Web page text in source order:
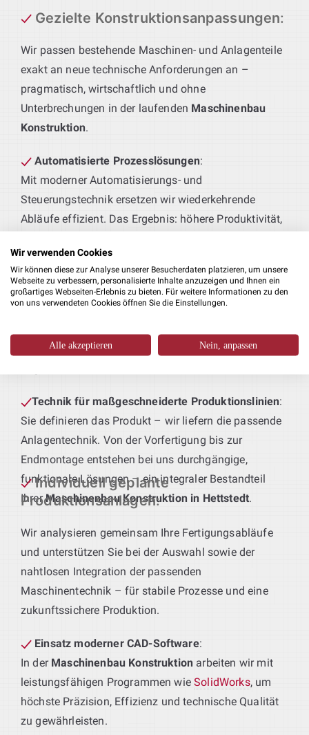
Gezielte Konstruktionsanpassungen:
Wir passen bestehende Maschinen- und Anlagenteile
exakt an neue technische Anforderungen an –
pragmatisch, wirtschaftlich und ohne
Unterbrechungen in der laufenden Maschinenbau
Konstruktion.
Automatisierte Prozesslösungen:
Mit moderner Automatisierungs- und
Steuerungstechnik ersetzen wir wiederkehrende
Abläufe effizient. Das Ergebnis: höhere Produktivität,
Fertigungsqualität.
Präzise Blechbearbeitung :
Von stabilen Gehäusen bis zu tragenden Strukturen –
Fertigungsabläufe und Qualitätsstandards
Technik für maßgeschneiderte Produktionslinien:
Sie definieren das Produkt – wir liefern die passende
Anlagentechnik. Von der Vorfertigung bis zur
Endmontage entstehen bei uns durchgängige,
funktionale Lösungen – ein integraler Bestandteil
IhrerMaschinenbau Konstruktion in Hettstedt.
Individuell geplante
Produktionsanlagen:
Wir analysieren gemeinsam Ihre Fertigungsabläufe
und unterstützen Sie bei der Auswahl sowie der
nahtlosen Integration der passenden
Maschinentechnik – für stabile Prozesse und eine
zukunftssichere Produktion.
Einsatz moderner CAD-Software:
In der Maschinenbau Konstruktion arbeiten wir mit
leistungsfähigen Programmen wieSolidWorks, um
höchste Präzision, Effizienz und technische Qualität
zu gewährleisten.
Wir verwenden Cookies
Wir können diese zur Analyse unserer Besucherdaten platzieren, um unsere
Webseite zu verbessern, personalisierte Inhalte anzuzeigen und Ihnen ein
großartiges Webseiten-Erlebnis zu bieten. Für weitere Informationen zu den
von uns verwendeten Cookies öffnen Sie die Einstellungen.
Alle akzeptieren Nein, anpassen